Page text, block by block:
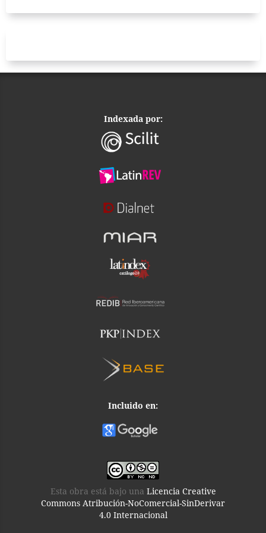
Indexada por:
Incluido en:
Esta obra está bajo una Licencia Creative
Commons Atribución-NoComercial-SinDerivar
4.0 Internacional